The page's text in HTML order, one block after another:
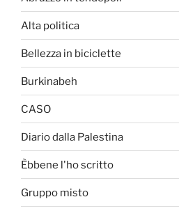
Alta politica
Bellezza in biciclette
Burkinabeh
CASO
Diario dalla Palestina
Èbbene l'ho scritto
Gruppo misto